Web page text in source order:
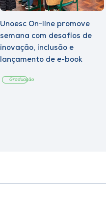
Unoesc On-line promove
semana com desafios de
inovação, inclusão e
lançamento de e-book
Graduação